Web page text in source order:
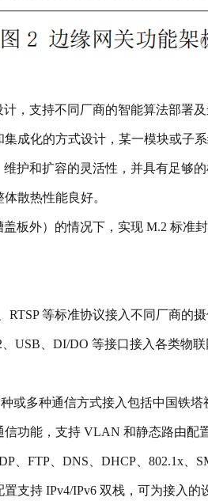
，支持不同厂商的智能算法部署及
成化的方式设计，某一模块或子
护和扩容的灵活性，并具有足够
散热性能良好。
板外）的情况下，实现 M.2 标准
RTSP 等标准协议接入不同厂商
USB、DI/DO 等接口接入各类物
或多种通信方式接入包括中国铁塔
功能，支持 VLAN 和静态路由配置
、FTP、DNS、DHCP、802.1x、
支持 IPv4/IPv6 双栈，可为接入的